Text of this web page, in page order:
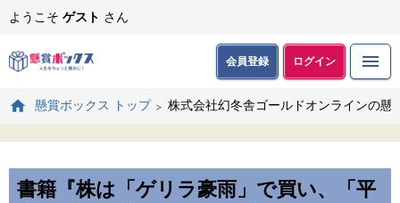
ようこそ ゲスト さん
会員登録 ログイン
懸賞ボックス トップ 株式会社幻冬舎ゴールドオンラインの懸
書籍『株は「ゲリラ豪雨」で買い、「平